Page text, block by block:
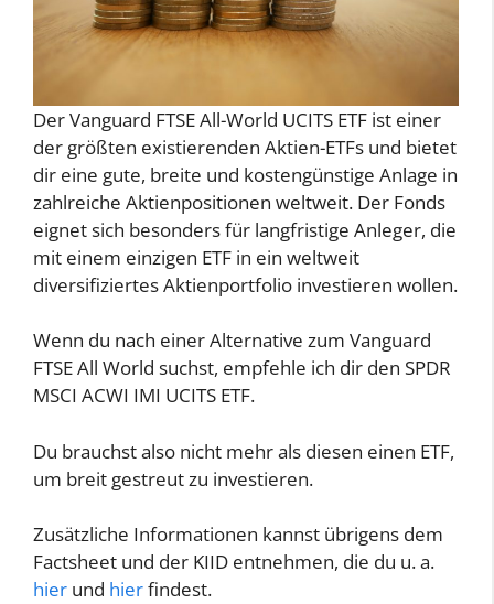
Der Vanguard FTSE All-World UCITS ETF ist einer
der größten existierenden Aktien-ETFs und bietet
dir eine gute, breite und kostengünstige Anlage in
zahlreiche Aktienpositionen weltweit. Der Fonds
eignet sich besonders für langfristige Anleger, die
mit einem einzigen ETF in ein weltweit
diversifiziertes Aktienportfolio investieren wollen.
Wenn du nach einer Alternative zum Vanguard
FTSE All World suchst, empfehle ich dir den SPDR
MSCI ACWI IMI UCITS ETF.
Du brauchst also nicht mehr als diesen einen ETF,
um breit gestreut zu investieren.
Zusätzliche Informationen kannst übrigens dem
Factsheet und der KIID entnehmen, die du u. a.
hier und hierfindest.